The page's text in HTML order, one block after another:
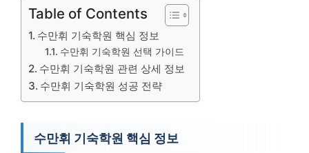
Table of Contents
수만휘 기숙학원 핵심 정보
수만휘 기숙학원 선택 가이드
수만휘 기숙학원 관련 상세 정보
수만휘 기숙학원 성공 전략
수만휘 기숙학원 핵심 정보